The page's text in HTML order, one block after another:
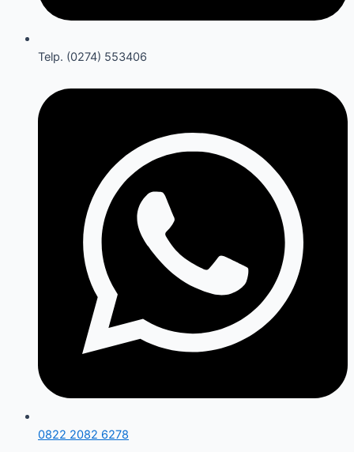
Telp. (0274) 553406
0822 2082 6278